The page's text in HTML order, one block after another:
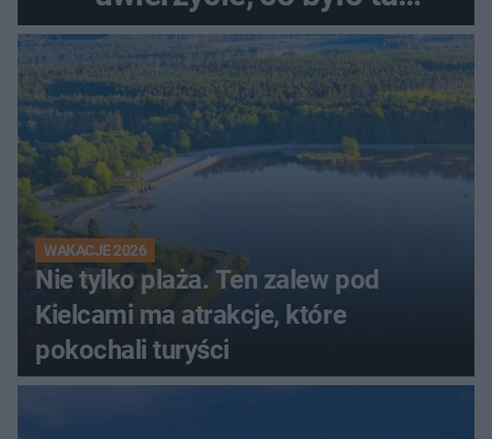
wcześniej
WAKACJE 2026
Nie tylko plaża. Ten zalew pod
Kielcami ma atrakcje, które
pokochali turyści